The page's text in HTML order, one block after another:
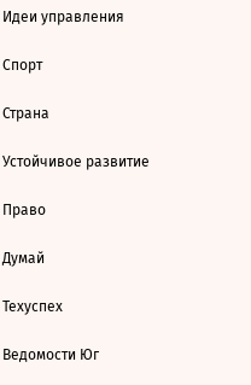
Идеи управления
Спорт
Страна
Устойчивое развитие
Право
Думай
Техуспех
Ведомости Юг